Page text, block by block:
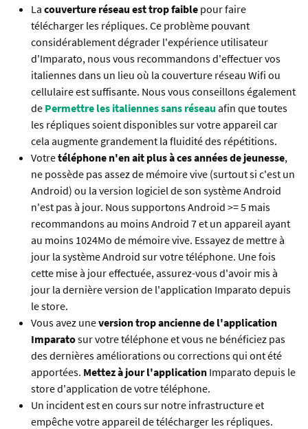
La couverture réseau est trop faible pour faire
télécharger les répliques. Ce problème pouvant
considérablement dégrader l'expérience utilisateur
d'Imparato, nous vous recommandons d'effectuer vos
italiennes dans un lieu où la couverture réseau Wifi ou
cellulaire est suffisante. Nous vous conseillons également
de Permettre les italiennes sans réseau afin que toutes
les répliques soient disponibles sur votre appareil car
cela augmente grandement la fluidité des répétitions.
Votretéléphone n'en ait plus à ces années de jeunesse,
ne possède pas assez de mémoire vive (surtout si c'est un
Android) ou la version logiciel de son système Android
n'est pas à jour. Nous supportons Android >= 5 mais
recommandons au moins Android 7 et un appareil ayant
au moins 1024Mo de mémoire vive. Essayez de mettre à
jour la système Android sur votre téléphone. Une fois
cette mise à jour effectuée, assurez-vous d'avoir mis à
jour la dernière version de l'application Imparato depuis
le store.
Vous avez uneversion trop ancienne de l'application
Imparatosur votre téléphone et vous ne bénéficiez pas
des dernières améliorations ou corrections qui ont été
apportées. Mettez à jour l'application Imparato depuis le
store d'application de votre téléphone.
Un incident est en cours sur notre infrastructure et
empêche votre appareil de télécharger les répliques.